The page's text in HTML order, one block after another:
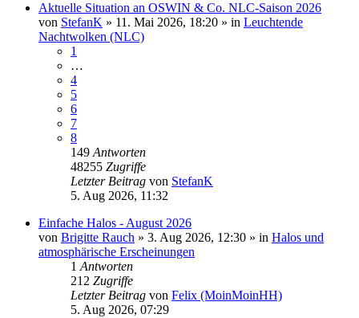
Aktuelle Situation an OSWIN & Co. NLC-Saison 2026
von StefanK » 11. Mai 2026, 18:20 » in Leuchtende
Nachtwolken (NLC)
1
…
4
5
6
7
8
149 Antworten
48255 Zugriffe
Letzter Beitrag von StefanK
5. Aug 2026, 11:32
Einfache Halos - August 2026
von Brigitte Rauch » 3. Aug 2026, 12:30 » in Halos und
atmosphärische Erscheinungen
1 Antworten
212 Zugriffe
Letzter Beitrag von Felix (MoinMoinHH)
5. Aug 2026, 07:29